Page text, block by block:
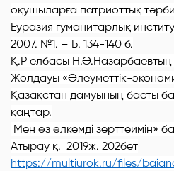
оқушыларға патриоттық
Еуразия гуманитарлық
2007. №1. – Б. 134-140 б.
Қ.Р елбасы Н.Ә.Назарбаевтың
Жолдауы «Әлеуметтік-
Қазақстан дамуының басты
қаңтар.
Мен өз өлкемді зерттеймін»
Атырау қ. 2019ж. 202бет
https://multiurok.ru/files/